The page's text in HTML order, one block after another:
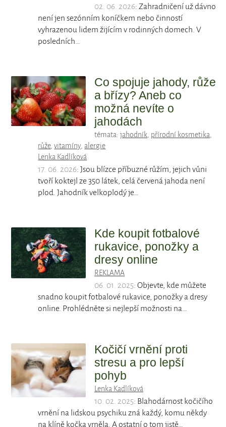
02. 06. 2026: Zahradničení už dávno
není jen sezónním koníčkem nebo činností
vyhrazenou lidem žijícím v rodinných domech. V
posledních…
Co spojuje jahody, růže
a břízy? Aneb co
možná nevíte o
jahodách
témata: jahodník, přírodní kosmetika,
růže,vitamíny,alergie
Lenka Kadlíková
17. 06. 2026: Jsou blízce příbuzné růžím, jejich vůni
tvoří koktejl ze 350 látek, celá červená jahoda není
plod. Jahodník velkoplodý je…
Kde koupit fotbalové
rukavice, ponožky a
dresy online
REKLAMA
06. 01. 2025: Objevte, kde můžete
snadno koupit fotbalové rukavice, ponožky a dresy
online. Prohlédněte si nejlepší možnosti na…
Kočičí vrnění proti
stresu a pro lepší
pohyb
Lenka Kadlíková
10. 02. 2025: Blahodárnost kočičího
vrnění na lidskou psychiku zná každý, komu někdy
na klíně kočka vrněla. A ostatní o tom jistě…